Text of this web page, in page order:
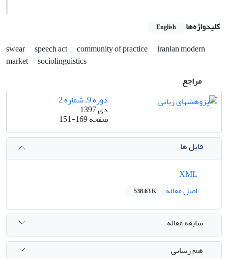
کلیدواژه‌ها English
swear speech act community of practice
iranian modern
market sociolinguistics
مراجع
دوره 9، شماره 2
دی 1397
صفحه151-169
فایل ها
اصل مقاله
538.63 K
سابقه مقاله
هم رسانی